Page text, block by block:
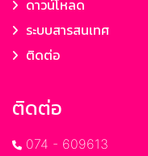
ดาวน์โหลด
ระบบสารสนเทศ
ติดต่อ
ติดต่อ
074 - 609613